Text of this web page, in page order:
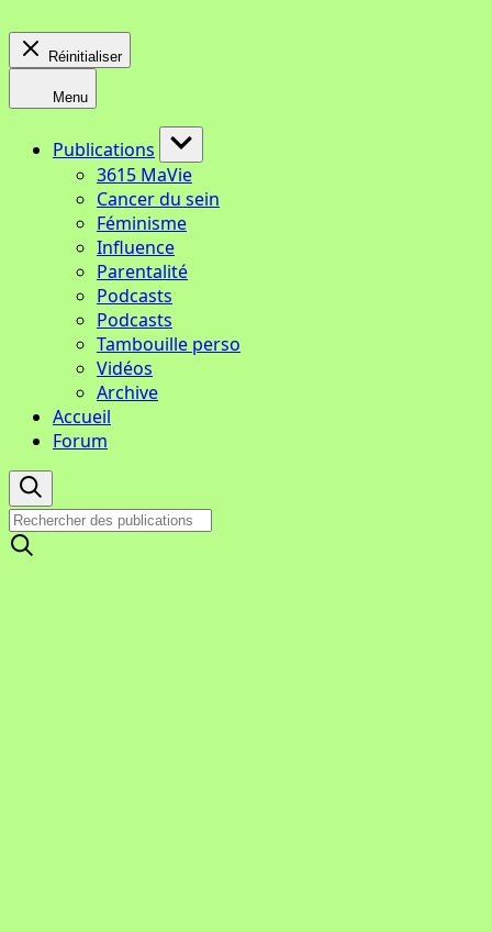
Réinitialiser
Menu
Publications
3615 MaVie
Cancer du sein
Féminisme
Influence
Parentalité
Podcasts
Podcasts
Tambouille perso
Vidéos
Archive
Accueil
Forum